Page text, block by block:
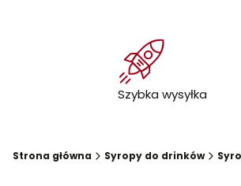
Szybka wysyłka
Strona główna Syropy do drinków